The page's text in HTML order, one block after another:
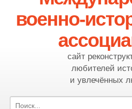
военно-
сайт
любителей
и увлечённых